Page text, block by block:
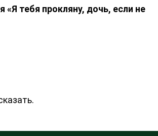
«Я тебя прокляну, дочь, если не